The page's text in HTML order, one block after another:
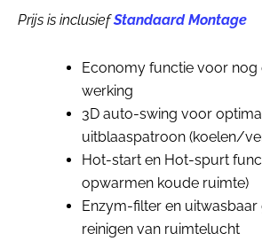
€ 2.072,00.€ 1.889,00.
Prijs is inclusiefStandaard Montage
Economy functie voor nog
werking
3D auto-swing voor
uitblaaspatroon (koelen/
Hot-start en Hot-spurt
opwarmen koude ruimte)
Enzym-filter en
reinigen van ruimtelucht